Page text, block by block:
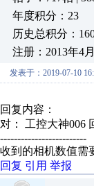
年度积分：23
历史总积分：
注册：2013年4
发表于：2019-07-10
回复内容：
对： 工控大神006
-------------------------
收到的相机数值需
回复 引用 举报